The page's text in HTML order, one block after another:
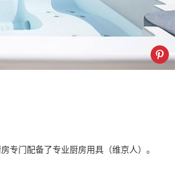
专门配备了专业厨房用具（维京人）。